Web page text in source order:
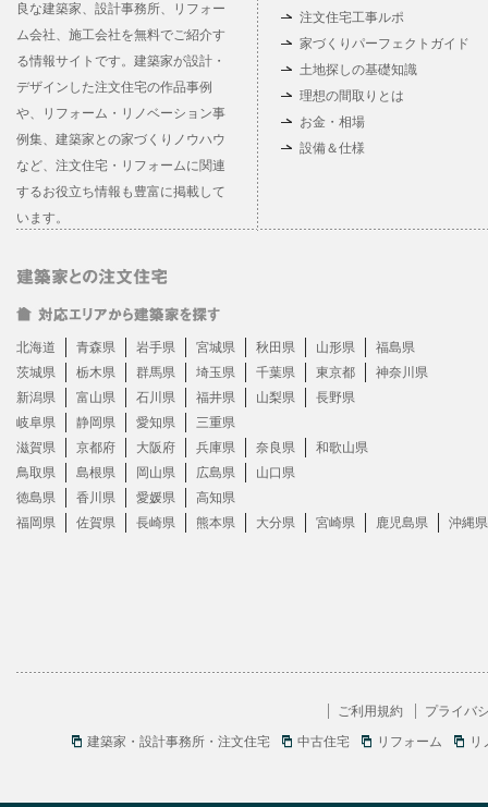
良な建築家、設計事務所、リフォー
ム会社、施工会社を無料でご紹介す
る情報サイトです。建築家が設計・
デザインした注文住宅の作品事例
や、リフォーム・リノベーション事
例集、建築家との家づくりノウハウ
など、注文住宅・リフォームに関連
するお役立ち情報も豊富に掲載して
います。
注文住宅工事ルポ
家づくりパーフェクトガイド
土地探しの基礎知識
理想の間取りとは
お金・相場
設備＆仕様
北海道 青森県 岩手県 宮城県 秋田県 山形県
福島県
茨城県
栃木県 群馬県 埼玉県 千葉県 東京都
神奈川県
新潟県
富山県 石川県 福井県 山梨県
長野県
岐阜県
静岡県 愛知県
三重県
滋賀県
京都府 大阪府 兵庫県 奈良県
和歌山県
鳥取県
島根県 岡山県 広島県
山口県
徳島県
香川県 愛媛県
高知県
福岡県
佐賀県 長崎県 熊本県 大分県 宮崎県 鹿児島県 沖縄県
ご利用規約
プライバ
建築家・設計事務所・注文住宅
中古住宅 リフォーム リ